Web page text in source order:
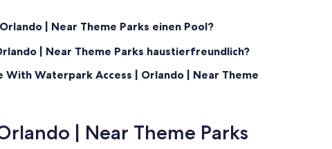
a fee.
| Near Theme Parks einen Pool?
| Near Theme Parks haustierfreundlich?
With Waterpark Access | Orlando | Near Theme
| Near Theme Parks